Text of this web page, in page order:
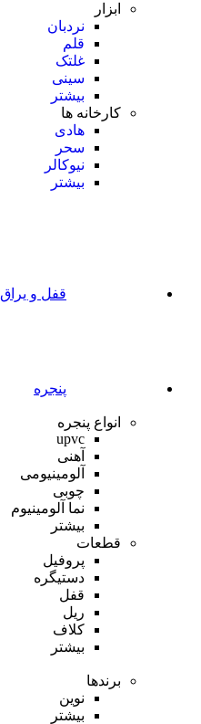
ابزار
نردبان
قلم
غلتک
سینی
بیشتر
کارخانه ها
هادی
سحر
نیوکالر
بیشتر
قفل و یراق
پنجره
انواع پنجره
upvc
آهنی
آلومینیومی
چوبی
نما آلومینیوم
بیشتر
قطعات
پروفیل
دستیگره
قفل
ریل
کلاف
بیشتر
برندها
نوین
بیشتر